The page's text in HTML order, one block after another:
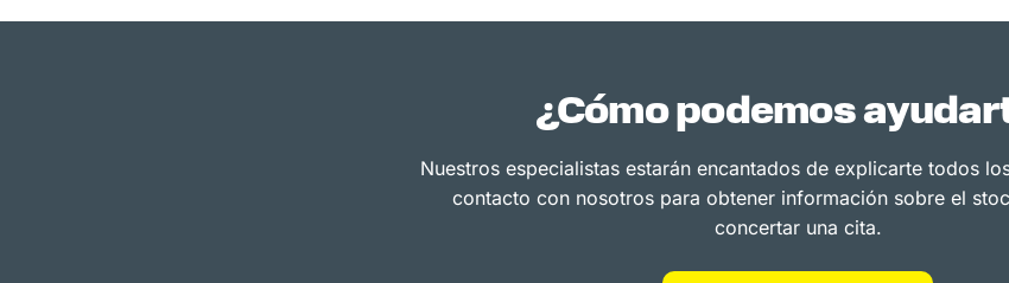
¿Cómo podemos
Nuestros especialistas estarán encantados de explicarte todos
contacto con nosotros para obtener información sobre el
concertar una cita.